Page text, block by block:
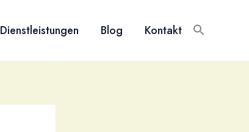
Dienstleistungen Blog Kontakt